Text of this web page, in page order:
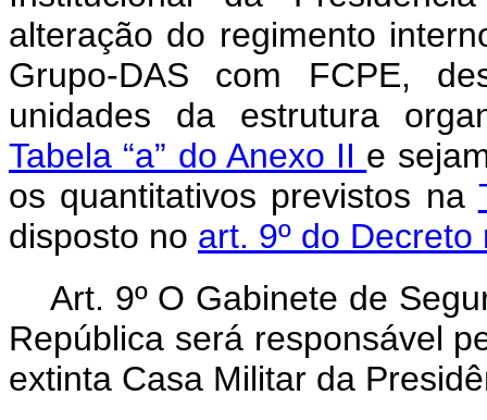
alteração do regimento
Grupo-DAS com FCPE,
unidades da estrutura
Tabela “a” do Anexo II e
os quantitativos previstos na
disposto no art. 9º do
Art. 9º O Gabinete de
República será responsável
extinta Casa Militar da